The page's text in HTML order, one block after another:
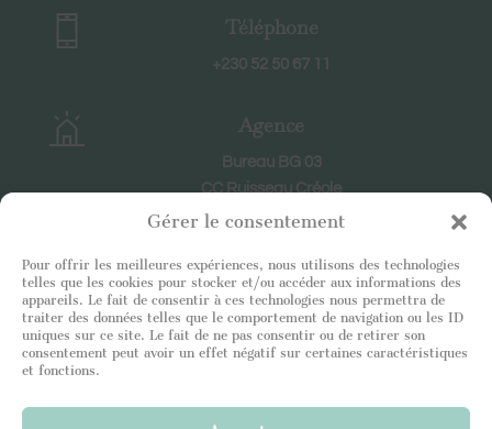
Gérer le consentement
Pour offrir les meilleures expériences, nous utilisons des technologies
telles que les cookies pour stocker et/ou accéder aux informations des
appareils. Le fait de consentir à ces technologies nous permettra de
traiter des données telles que le comportement de navigation ou les ID
uniques sur ce site. Le fait de ne pas consentir ou de retirer son
consentement peut avoir un effet négatif sur certaines caractéristiques
et fonctions.
Téléphone
+230 52 50 67 11
Agence
Bureau BG 03
CC Ruisseau Créole
RIVIERE NOIRE
Horaires
En semaine : 8h30-18h30
Le samedi : 9h-12h